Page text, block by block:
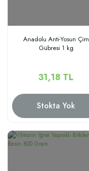
Anadolu Anti-Yosun Çim
Gübresi 1 kg
31,18 TL
Stokta Yok